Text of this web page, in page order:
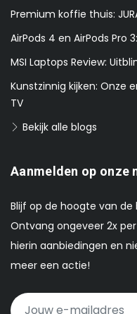
Premium koffie thuis:
AirPods 4 en AirPods Pro
MSI Laptops Review:
Kunstzinnig kijken: Onze
TV
Bekijk alle blogs
Aanmelden op onze
Blijf op de hoogte van
Ontvang ongeveer 2x
hierin aanbiedingen en
meer een actie!